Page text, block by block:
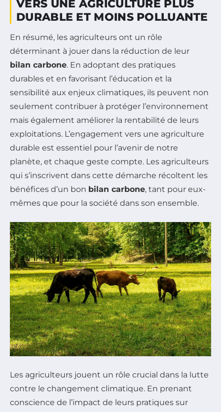
VERS UNE AGRICULTURE PLUS
DURABLE ET MOINS POLLUANTE
En résumé, les agriculteurs ont un rôle
déterminant à jouer dans la réduction de leur
bilan carbone. En adoptant des pratiques
durables et en favorisant l’éducation et la
sensibilité aux enjeux climatiques, ils peuvent non
seulement contribuer à protéger l’environnement
mais également améliorer la rentabilité de leurs
exploitations. L’engagement vers une agriculture
durable est essentiel pour l’avenir de notre
planète, et chaque geste compte. Les agriculteurs
qui s’inscrivent dans cette démarche récoltent les
bénéfices d’un bon bilan carbone, tant pour eux-
mêmes que pour la société dans son ensemble.
Les agriculteurs jouent un rôle crucial dans la lutte
contre le changement climatique. En prenant
conscience de l’impact de leurs pratiques sur